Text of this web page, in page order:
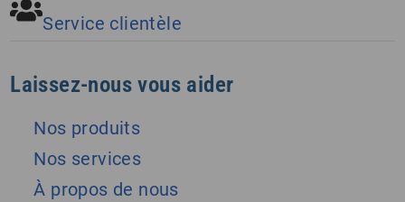
Service clientèle
Laissez-nous vous aider
Nos produits
Nos services
À propos de nous